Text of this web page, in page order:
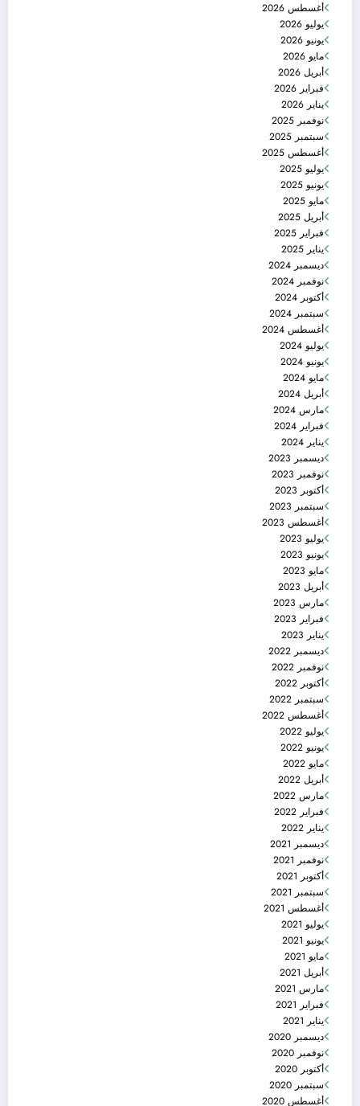
أغسطس 2026
يوليو 2026
يونيو 2026
مايو 2026
أبريل 2026
فبراير 2026
يناير 2026
نوفمبر 2025
سبتمبر 2025
أغسطس 2025
يوليو 2025
يونيو 2025
مايو 2025
أبريل 2025
فبراير 2025
يناير 2025
ديسمبر 2024
نوفمبر 2024
أكتوبر 2024
سبتمبر 2024
أغسطس 2024
يوليو 2024
يونيو 2024
مايو 2024
أبريل 2024
مارس 2024
فبراير 2024
يناير 2024
ديسمبر 2023
نوفمبر 2023
أكتوبر 2023
سبتمبر 2023
أغسطس 2023
يوليو 2023
يونيو 2023
مايو 2023
أبريل 2023
مارس 2023
فبراير 2023
يناير 2023
ديسمبر 2022
نوفمبر 2022
أكتوبر 2022
سبتمبر 2022
أغسطس 2022
يوليو 2022
يونيو 2022
مايو 2022
أبريل 2022
مارس 2022
فبراير 2022
يناير 2022
ديسمبر 2021
نوفمبر 2021
أكتوبر 2021
سبتمبر 2021
أغسطس 2021
يوليو 2021
يونيو 2021
مايو 2021
أبريل 2021
مارس 2021
فبراير 2021
يناير 2021
ديسمبر 2020
نوفمبر 2020
أكتوبر 2020
سبتمبر 2020
أغسطس 2020